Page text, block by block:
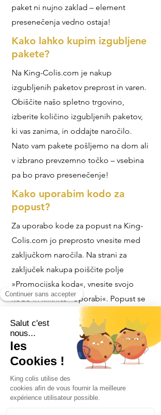
paket ni nujno zaklad – element
presenečenja vedno ostaja!
Kako lahko kupim izgubljene
pakete?
Na King-Colis.com je nakup
izgubljenih paketov preprost in varen.
Obiščite našo spletno trgovino,
izberite količino izgubljenih paketov,
ki vas zanima, in oddajte naročilo.
Nato vam pakete pošljemo na dom ali
v izbrano prevzemno točko – vsebina
pa bo pravo presenečenje!
Kako uporabim kodo za
popust?
Za uporabo kode za popust na King-
Colis.com jo preprosto vnesite med
zaključkom naročila. Na strani za
zaključek nakupa poiščite polje
»Promocijska koda«, vnesite svojo
kodo in kliknite »Uporabi«. Popust se
bo samodejno odštel od končnega
zneska vašega naročila.
Kaj če me ob dostavi ni
doma?
Če ob dostavi niste doma, brez skrbi.
Dostavna služba vam bo pustila